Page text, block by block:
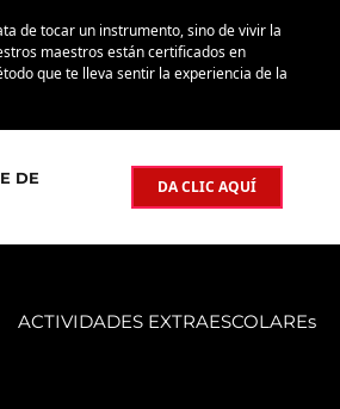
de tocar un instrumento, sino de vivir la
maestros están certificados en
que te lleva sentir la experiencia de la
DE
DA CLIC AQUÍ
ACTIVIDADES EXTRAESCOLAREs